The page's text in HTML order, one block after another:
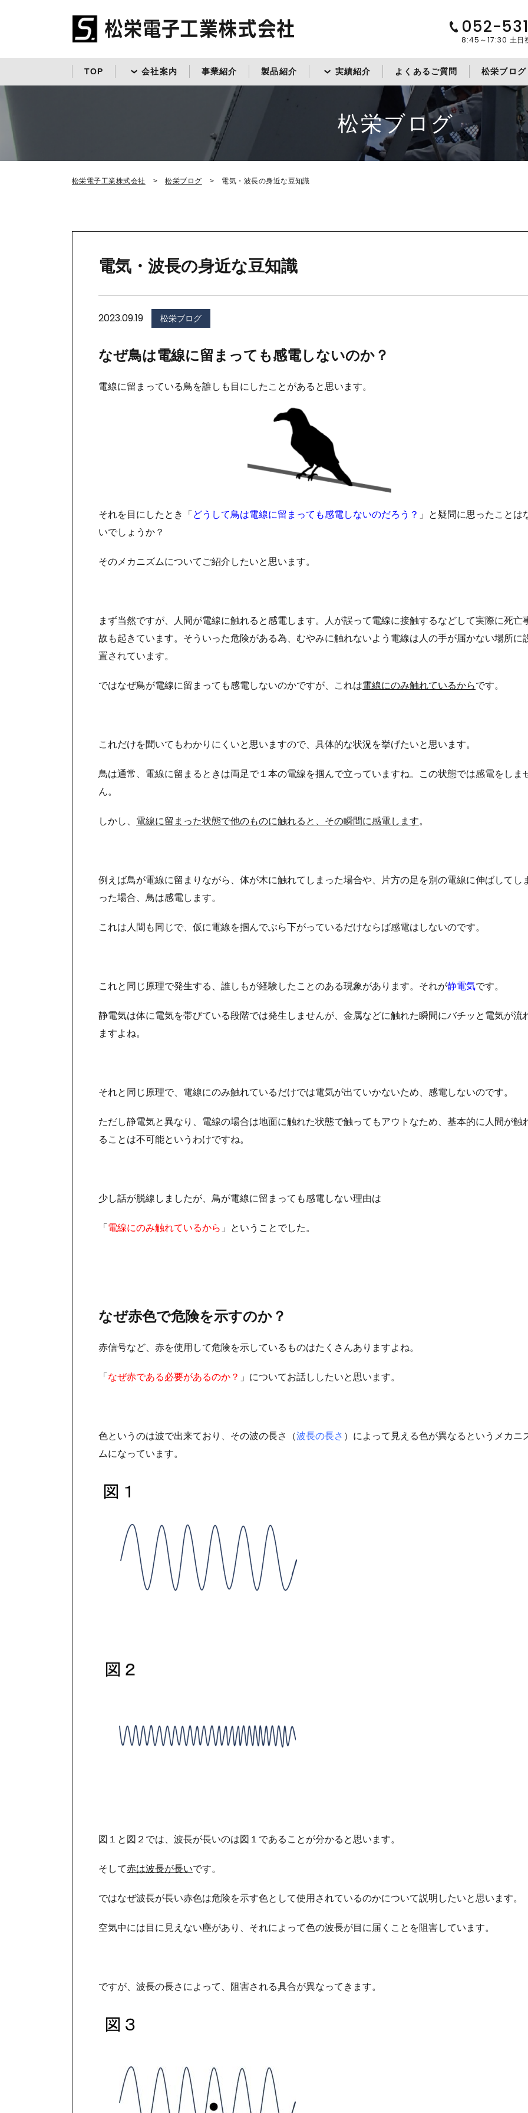
052-
8:45～17:30 土日
TOP 会社案内 事業紹介 製品紹介 実績紹介 よくあるご質問 松栄ブログ
松栄ブログ
松栄電子工業株式会社 松栄ブログ 電気・波長の身近な豆知識
電気・波長の身近な豆知識
2023.09.19 松栄ブログ
なぜ鳥は電線に留まっても感電しないのか？
電線に留まっている鳥を誰しも目にしたことがあると思います。
それを目にしたとき「 どうして鳥は電線に留まっても感電しないのだろう？ 」と疑問に思ったことは
いでしょうか？
そのメカニズムについてご紹介したいと思います。
まず当然ですが、人間が電線に触れると感電します。人が誤って電線に接触するなどして実際に死亡
故も起きています。そういった危険がある為、むやみに触れないよう電線は人の手が届かない場所に
置されています。
ではなぜ鳥が電線に留まっても感電しないのかですが、これは電線にのみ触れているからです。
これだけを聞いてもわかりにくいと思いますので、具体的な状況を挙げたいと思います。
鳥は通常、電線に留まるときは両足で１本の電線を掴んで立っていますね。この状態では感電をしま
ん。
しかし、 電線に留まった状態で他のものに触れると、その瞬間に感電します。
例えば鳥が電線に留まりながら、体が木に触れてしまった場合や、片方の足を別の電線に伸ばしてし
った場合、鳥は感電します。
これは人間も同じで、仮に電線を掴んでぶら下がっているだけならば感電はしないのです。
これと同じ原理で発生する、誰しもが経験したことのある現象があります。それが静電気です。
静電気は体に電気を帯びている段階では発生しませんが、金属などに触れた瞬間にバチッと電気が流
ますよね。
それと同じ原理で、電線にのみ触れているだけでは電気が出ていかないため、感電しないのです。
ただし静電気と異なり、電線の場合は地面に触れた状態で触ってもアウトなため、基本的に人間が触
ることは不可能というわけですね。
少し話が脱線しましたが、鳥が電線に留まっても感電しない理由は
「 電線にのみ触れているから 」ということでした。
なぜ赤色で危険を示すのか？
赤信号など、赤を使用して危険を示しているものはたくさんありますよね。
「 なぜ赤である必要があるのか？ 」についてお話ししたいと思います。
色というのは波で出来ており、その波の長さ（波長の長さ ）によって見える色が異なるというメカニ
ムになっています。
図１と図２では、波長が長いのは図１であることが分かると思います。
そして赤は波長が長いです。
ではなぜ波長が長い赤色は危険を示す色として使用されているのかについて説明したいと思います。
空気中には目に見えない塵があり、それによって色の波長が目に届くことを阻害しています。
ですが、波長の長さによって、阻害される具合が異なってきます。